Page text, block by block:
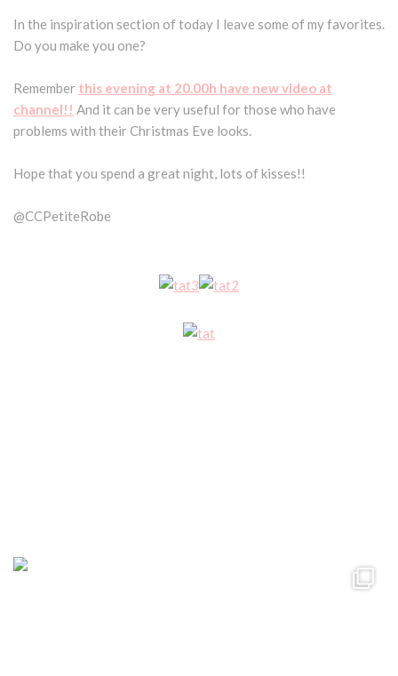
In the inspiration section of today I leave some of my favorites.
Do you make you one?
Remember this evening at 20.00h have new video at
channel!! And it can be very useful for those who have
problems with their Christmas Eve looks.
Hope that you spend a great night, lots of kisses!!
@CCPetiteRobe